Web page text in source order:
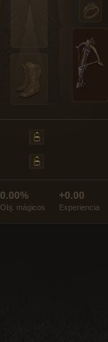
0.00%
Obj. mágicos
+0.00
Experiencia